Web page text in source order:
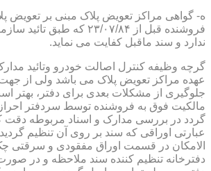
ه- گواهی مراکز تعویض پلاک مبنی بر تعویض
فروشنده قبل از ۲۳/۰۷/۸۴ که
ندارد و سند ماقبل کفایت می نماید.
عهده مراکز تعویض پلاک می باشد ولی از
جلوگیری از مشکلات بعدی برای دفتر، بهتر
مالکیت فوق به فروشنده توسط سردفتر
گردد در بررسی مدارک و اسناد مربوطه دقت
عبارتی اوراقی که سند بر روی آن تنظیم
الامکان در قسمت اوراق مفقودی و سرقتی
دفترخانه تنظیم کننده سند ملاحظه و در